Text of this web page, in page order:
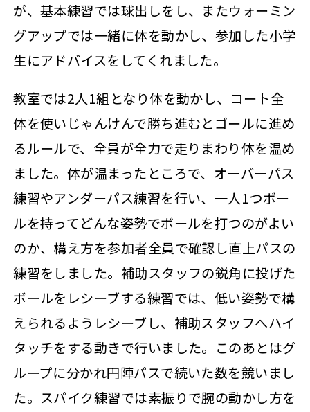
が、基本練習では球出しをし、またウォーミン
グアップでは一緒に体を動かし、参加した小学
生にアドバイスをしてくれました。
教室では2人1組となり体を動かし、コート全
体を使いじゃんけんで勝ち進むとゴールに進め
るルールで、全員が全力で走りまわり体を温め
ました。体が温まったところで、オーバーパス
練習やアンダーパス練習を行い、一人1つボー
ルを持ってどんな姿勢でボールを打つのがよい
のか、構え方を参加者全員で確認し直上パスの
練習をしました。補助スタッフの鋭角に投げた
ボールをレシーブする練習では、低い姿勢で構
えられるようレシーブし、補助スタッフへハイ
タッチをする動きで行いました。このあとはグ
ループに分かれ円陣パスで続いた数を競いまし
た。スパイク練習では素振りで腕の動かし方を